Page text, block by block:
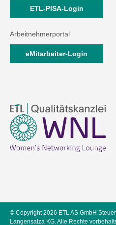
ETL-PISA-Login
Arbeitnehmerportal
eMitarbeiter-Login
© Copyright 2026 ETL AS GmbH
Langensalza KG. Alle Rechte